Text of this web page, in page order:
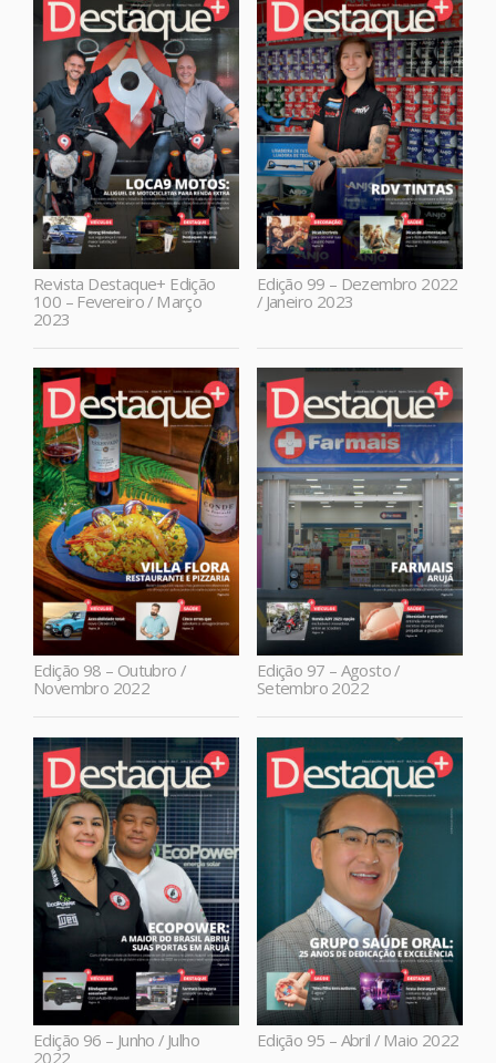
Revista Destaque+ Edição
100 – Fevereiro / Março
2023
Edição 99 – Dezembro 2022
/ Janeiro 2023
Edição 98 – Outubro /
Novembro 2022
Edição 97 – Agosto /
Setembro 2022
Edição 96 – Junho / Julho
2022
Edição 95 – Abril / Maio 2022